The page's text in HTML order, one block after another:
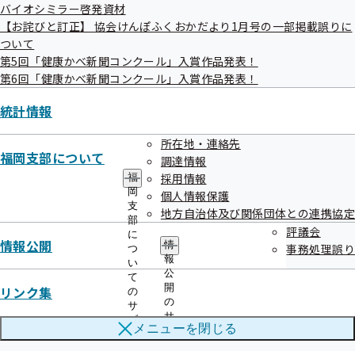
バイオシミラー啓発資材
【お詫びと訂正】 協会けんぽふくおかだより1月号の一部掲載誤りに
ついて
第5回「健康かべ新聞コンクール」入賞作品発表！
第6回「健康かべ新聞コンクール」入賞作品発表！
統計情報
福岡支部について
福
岡
支
部
に
つ
い
て
の
サ
ブ
メ
所在地・連絡先
調達情報
採用情報
個人情報保護
地方自治体及び関係団体との連携協定
情報公開
情
報
公
開
の
サ
ブ
メ
評議会
事務処理誤り
リンク集
メニューを閉じる
メールの内容
健康保険制度の解説
法律改正などの最新情報
各種申請お手続きの際の留意点やQ&A
健康づくりのためのお役立ち情報
毎月1回以上配信（随時配信を予定）
情報配信元
協会けんぽ 福岡支部